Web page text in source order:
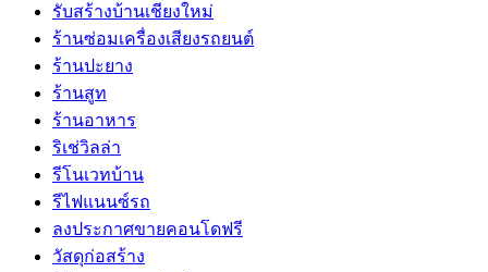
รับสร้างบ้านเชียงใหม่
ร้านซ่อมเครื่องเสียงรถยนต์
ร้านปะยาง
ร้านสูท
ร้านอาหาร
ริเช่วิลล่า
รีโนเวทบ้าน
รีไฟแนนซ์รถ
ลงประกาศขายคอนโดฟรี
วัสดุก่อสร้าง